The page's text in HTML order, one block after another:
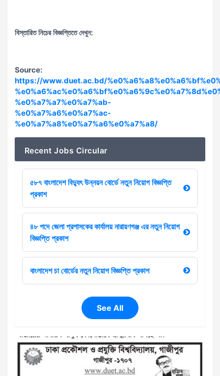
বিস্তারিত নিচের বিজ্ঞপ্তিতে দেখুন:
Source:
https://www.duet.ac.bd/
%e0%a7%a7%e0%a7%ab-
%e0%a7%a6%e0%a7%ac-
%e0%a7%a8%e0%a7%a6%e0%a7%a8/
Recent Jobs Circular
৫৮৭ বাংলাদেশ বিদ্যুৎ উন্নয়ন বোর্ডে নতুন নিয়োগ বিজ্ঞপ্তি
প্রকাশ
৪৮ পদে জেলা প্রশাসকের কার্যালয় নারায়ণগঞ্জ এর নতুন নিয়োগ
বিজ্ঞপ্তি প্রকাশ
বাংলাদেশ চা বোর্ডের নতুন নিয়োগ বিজ্ঞপ্তি প্রকাশ
See All